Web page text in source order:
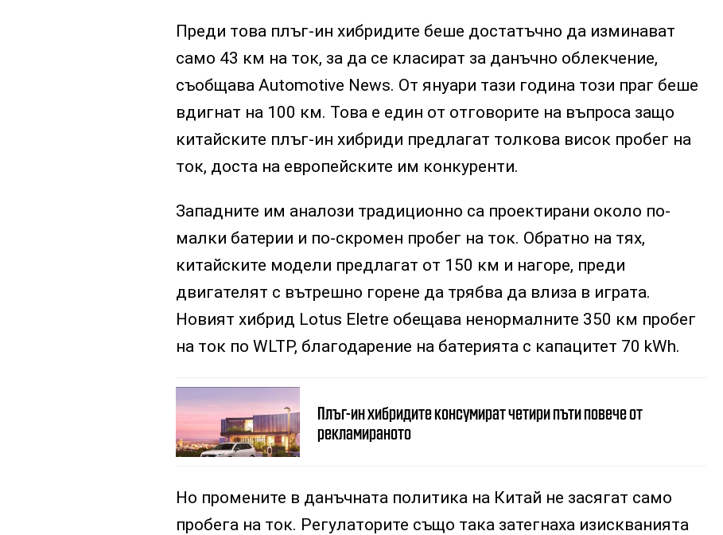
Преди това плъг-ин хибридите беше достатъчно да изминават
само 43 км на ток, за да се класират за данъчно облекчение,
съобщава Automotive News. От януари тази година този праг беше
вдигнат на 100 км. Това е един от отговорите на въпроса защо
китайските плъг-ин хибриди предлагат толкова висок пробег на
ток, доста на европейските им конкуренти.
Западните им аналози традиционно са проектирани около по-
малки батерии и по-скромен пробег на ток. Обратно на тях,
китайските модели предлагат от 150 км и нагоре, преди
двигателят с вътрешно горене да трябва да влиза в играта.
Новият хибрид Lotus Eletre обещава ненормалните 350 км пробег
на ток по WLTP, благодарение на батерията с капацитет 70 kWh.
Плъг-ин хибридите консумират четири пъти повече от
рекламираното
Но промените в данъчната политика на Китай не засягат само
пробега на ток. Регулаторите също така затегнаха изискванията